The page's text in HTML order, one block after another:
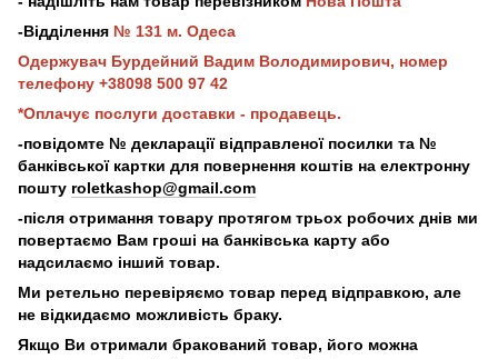
-Відділення № 131 м. Одеса
Одержувач Бурдейний Вадим Володимирович, номер
телефону +38098 500 97 42
*Оплачує послуги доставки - продавець.
-повідомте № декларації відправленої посилки та №
банківської картки для повернення коштів на електронну
пошту roletkashop@gmail.com
-після отримання товару протягом трьох робочих днів ми
повертаємо Вам гроші на банківська карту або
надсилаємо інший товар.
Ми ретельно перевіряємо товар перед відправкою, але
не відкидаємо можливість браку.
Якщо Ви отримали бракований товар, його можна